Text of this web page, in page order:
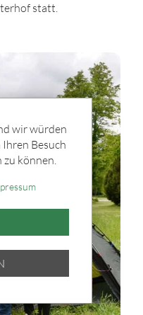
statt.
wir würden
Besuch
können.